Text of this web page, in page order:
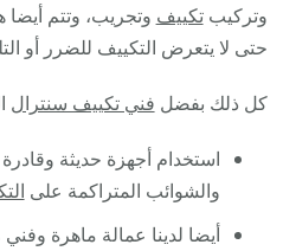
وتركيبتكييف وتجريب، وتتم أيضا
حتى لا يتعرض التكييف للضرر أو
كل ذلك بفضل فني تكييف سنترال
استخدام أجهزة حديثة
والشوائب المتراكمة على
أيضا لدينا عمالة ماهرة